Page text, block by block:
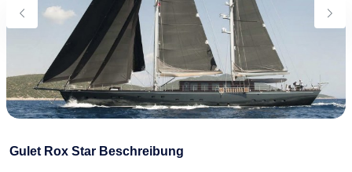
Essen & Trinken
Wie man bucht
Geschäftsbedingungen
Kontakt
Gulet Rox Star Beschreibung